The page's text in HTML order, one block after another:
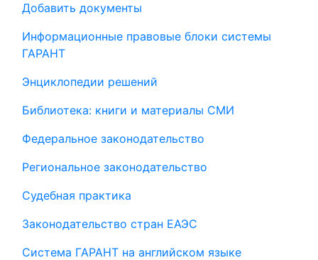
Добавить документы
Информационные правовые блоки системы
ГАРАНТ
Энциклопедии решений
Библиотека: книги и материалы СМИ
Федеральное законодательство
Региональное законодательство
Судебная практика
Законодательство стран ЕАЭС
Система ГАРАНТ на английском языке